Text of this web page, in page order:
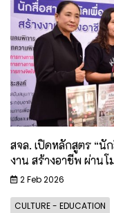
สจล. เปิดหลักสูตร “นั
งาน สร้างอาชีพ ผ่าน
2 Feb 2026
CULTURE - EDUCATION